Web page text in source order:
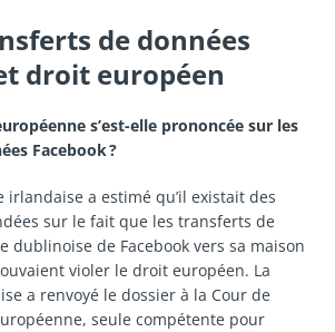
de données
droit européen
s’est-elle prononcée sur les
Facebook ?
irlandaise a estimé qu’il existait des
sur le fait que les transferts de
dublinoise de Facebook vers sa maison
violer le droit européen. La
a renvoyé le dossier à la Cour de
seule compétente pour